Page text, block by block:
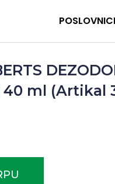
40 ml (Artikal